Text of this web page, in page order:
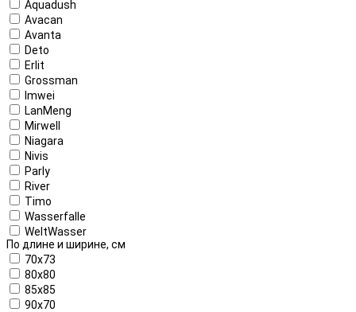
Aquadush
Avacan
Avanta
Deto
Erlit
Grossman
Imwei
LanMeng
Mirwell
Niagara
Nivis
Parly
River
Timo
Wasserfalle
WeltWasser
По длине и ширине, см
70x73
80x80
85x85
90x70